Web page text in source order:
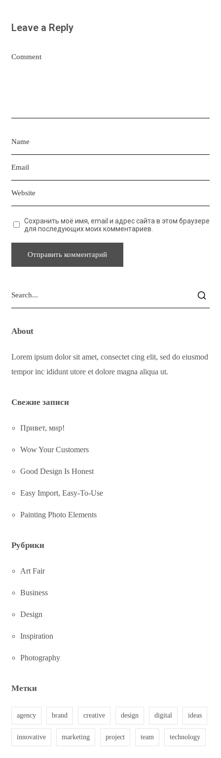
Leave a Reply
Сохранить моё имя, email и адрес сайта в этом браузере
для последующих моих комментариев.
About
Lorem ipsum dolor sit amet, consectet cing elit, sed do eiusmod
tempor inc ididunt utore et dolore magna aliqua ut.
Свежие записи
Привет, мир!
Wow Your Customers
Good Design Is Honest
Easy Import, Easy-To-Use
Painting Photo Elements
Рубрики
Art Fair
Business
Design
Inspiration
Photography
Метки
agency brand creative design digital ideas
innovative marketing project team technology